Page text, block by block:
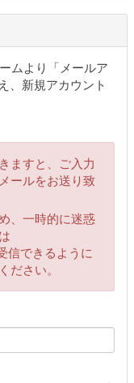
ムより「メールア
、新規アカウント
ますと、ご入力
ールをお送り致
、一時的に迷惑
信できるように
ださい。